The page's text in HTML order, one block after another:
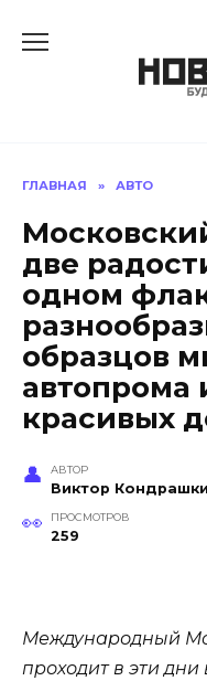
ГЛАВНАЯ » АВТО
две
одном
образцов
автопрома
красивых
АВТОР
Виктор
ПРОСМОТРОВ
259
Международный
проходит в эти дни